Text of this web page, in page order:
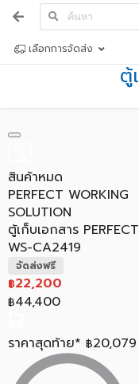
เลือกการจัดส่ง
ตู้
สินค้าหมด
PERFECT WORKING
SOLUTION
ตู้เก็บเอกสาร
WS-CA2419
จัดส่งฟรี
฿22,200
฿44,400
ราคาสุดท้าย* ฿20,079